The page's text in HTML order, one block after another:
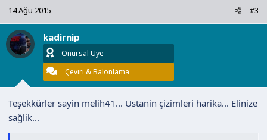
i
l
e
r
14 Ağu 2015 #3
kadirnip
Onursal Üye
Çeviri & Balonlama
Teşekkürler sayin melih41... Ustanin çizimleri harika... Elinize
sağlik...